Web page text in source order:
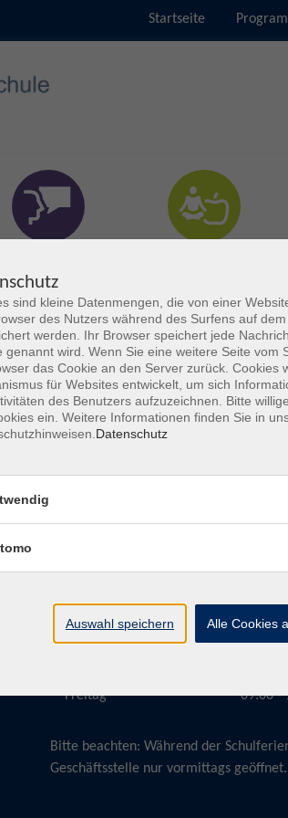
Startseite
Dienstag
Freitag
15:30 -
09:00 -
Bitte beachten: Während der
Geschäftsstelle nur vormittags geöffnet.
sind kleine Datenmengen, die von einer
des Nutzers während des Surfens auf
werden. Ihr Browser speichert jede
genannt wird. Wenn Sie eine weitere Seite vom
das Cookie an den Server zurück. Cookies
für Websites entwickelt, um sich
des Benutzers aufzuzeichnen. Bitte
ein. Weitere Informationen finden Sie in
Datenschutz
Auswahl speichern Alle Cookies